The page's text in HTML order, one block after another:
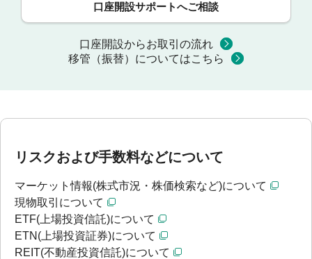
口座開設サポートへご相談
口座開設からお取引の流れ
移管（振替）についてはこちら
リスクおよび手数料などについて
マーケット情報(株式市況・株価検索など)について
現物取引について
ETF(上場投資信託)について
ETN(上場投資証券)について
REIT(不動産投資信託)について